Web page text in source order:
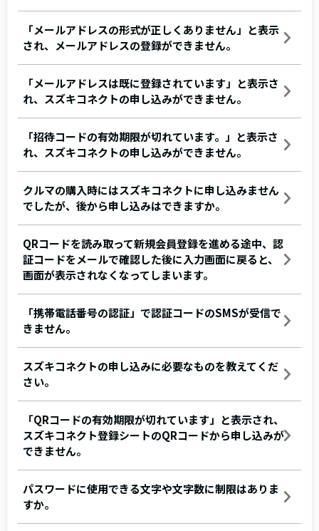
「メールアドレスの形式が正しくありません」と表示
され、メールアドレスの登録ができません。
「メールアドレスは既に登録されています」と表示さ
れ、スズキコネクトの申し込みができません。
「招待コードの有効期限が切れています。」と表示さ
れ、スズキコネクトの申し込みができません。
クルマの購入時にはスズキコネクトに申し込みません
でしたが、後から申し込みはできますか。
QRコードを読み取って新規会員登録を進める途中、認
証コードをメールで確認した後に入力画面に戻ると、
画面が表示されなくなってしまいます。
「携帯電話番号の認証」で認証コードのSMSが受信で
きません。
スズキコネクトの申し込みに必要なものを教えてくだ
さい。
「QRコードの有効期限が切れています」と表示され、
スズキコネクト登録シートのQRコードから申し込みが
できません。
パスワードに使用できる文字や文字数に制限はありま
すか。